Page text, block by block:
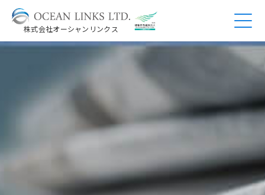
株式会社オーシャンリンクス